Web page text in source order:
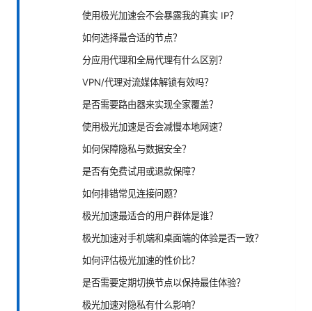
使用极光加速会不会暴露我的真实 IP？
如何选择最合适的节点？
分应用代理和全局代理有什么区别？
VPN/代理对流媒体解锁有效吗？
是否需要路由器来实现全家覆盖？
使用极光加速是否会减慢本地网速？
如何保障隐私与数据安全？
是否有免费试用或退款保障？
如何排错常见连接问题？
极光加速最适合的用户群体是谁？
极光加速对手机端和桌面端的体验是否一致？
如何评估极光加速的性价比？
是否需要定期切换节点以保持最佳体验？
极光加速对隐私有什么影响？